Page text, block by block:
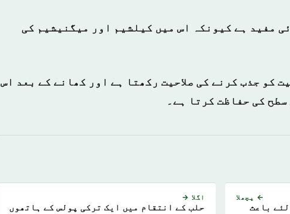
مفید ہے کیونکہ اس میں کیلشیم اور میگنیشیم کی
کو جذب کرنے کی صلاحیت رکھتا ہے اور کھانے کے بعد اس
کی حفاظت کرتا ہے۔
← پچھلا
باعث
اگلا →
حلب کے انتقام میں ایک ترکی پولس کے ہاتھوں